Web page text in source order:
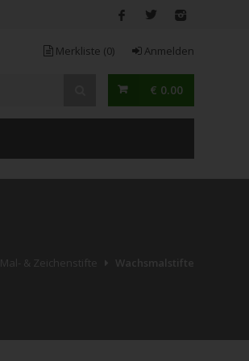
Merkliste (0) Anmelden
€ 0.00
Mal- & Zeichenstifte Wachsmalstifte